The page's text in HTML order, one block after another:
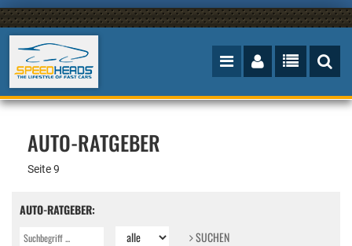
AUTO-RATGEBER
Seite 9
AUTO-RATGEBER:
SUCHEN